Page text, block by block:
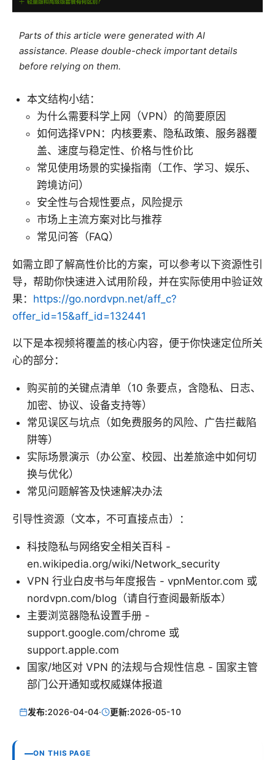
Parts of this article were generated with AI
assistance. Please double-check important details
before relying on them.
本文结构小结：
为什么需要科学上网（VPN）的简要原因
如何选择VPN：内核要素、隐私政策、服务器覆
盖、速度与稳定性、价格与性价比
常见使用场景的实操指南（工作、学习、娱乐、
跨境访问）
安全性与合规性要点，风险提示
市场上主流方案对比与推荐
常见问答（FAQ）
如需立即了解高性价比的方案，可以参考以下资源性引
导，帮助你快速进入试用阶段，并在实际使用中验证效
果： https://go.nordvpn.net/aff_c?
offer_id=15&aff_id=132441
以下是本视频将覆盖的核心内容，便于你快速定位所关
心的部分：
购买前的关键点清单（10 条要点，含隐私、日志、
加密、协议、设备支持等）
常见误区与坑点（如免费服务的风险、广告拦截陷
阱等）
实际场景演示（办公室、校园、出差旅途中如何切
换与优化）
常见问题解答及快速解决办法
引导性资源（文本，不可直接点击）：
科技隐私与网络安全相关百科 -
en.wikipedia.org/wiki/Network_security
VPN 行业白皮书与年度报告 - vpnMentor.com 或
nordvpn.com/blog（请自行查阅最新版本）
主要浏览器隐私设置手册 -
support.google.com/chrome 或
support.apple.com
国家/地区对 VPN 的法规与合规性信息 - 国家主管
部门公开通知或权威媒体报道
发布:2026-04-04· 更新:2026-05-10
ON THIS PAGE